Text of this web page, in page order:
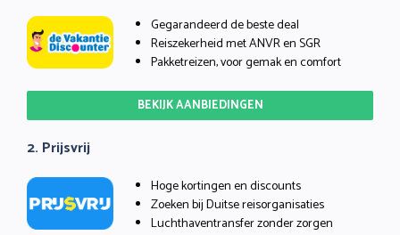
Gegarandeerd de beste deal
Reiszekerheid met ANVR en SGR
Pakketreizen, voor gemak en comfort
BEKIJK AANBIEDINGEN
2. Prijsvrij
Hoge kortingen en discounts
Zoeken bij Duitse reisorganisaties
Luchthaventransfer zonder zorgen